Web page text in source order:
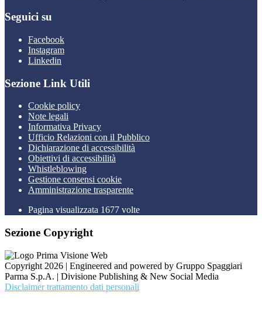
Seguici su
Facebook
Instagram
Linkedin
Sezione Link Utili
Cookie policy
Note legali
Informativa Privacy
Ufficio Relazioni con il Pubblico
Dichiarazione di accessibilità
Obiettivi di accessibilità
Whistleblowing
Gestione consensi cookie
Amministrazione trasparente
Pagina visualizzata 1677 volte
Sezione Copyright
Copyright 2026 | Engineered and powered by Gruppo Spaggiari
Parma S.p.A. | Divisione Publishing & New Social Media
Disclaimer trattamento dati personali